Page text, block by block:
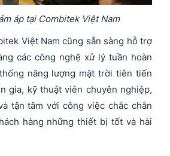
áp tại Combitek Việt Nam
Việt Nam cũng sẵn sàng hỗ trợ
các công nghệ xử lý tuần hoàn
năng lượng mặt trời tiên tiến
gia, kỹ thuật viên chuyên nghiệp,
tận tâm với công việc chắc chắn
hàng những thiết bị tốt và hài